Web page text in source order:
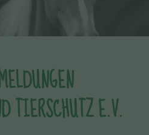
TIERSCHUTZ E.V.